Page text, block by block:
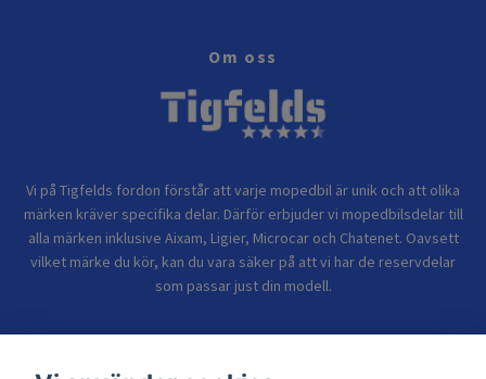
Om oss
Vi på Tigfelds fordon förstår att varje mopedbil är unik och att olika
märken kräver specifika delar. Därför erbjuder vi mopedbilsdelar till
alla märken inklusive Aixam, Ligier, Microcar och Chatenet. Oavsett
vilket märke du kör, kan du vara säker på att vi har de reservdelar
som passar just din modell.